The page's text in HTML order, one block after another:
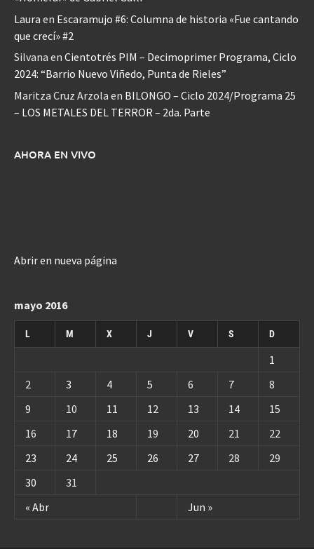
Laura en Escaramujo #6: Columna de historia «Fue cantando
que crecí» #2
Silvana en Cientotrés PIM – Decimoprimer Programa, Ciclo
2024: “Barrio Nuevo Viñedo, Punta de Rieles”
Maritza Cruz Arzola en BILONGO – Ciclo 2024/Programa 25
– LOS METALES DEL TERROR – 2da. Parte
AHORA EN VIVO
Abrir en nueva página
mayo 2016
L M X J V S D
« Abr Jun »
1
2
3 4 5 6 7
8
9
10 11 12 13 14
15
16
17 18 19 20 21
22
23
24 25 26 27 28
29
30
31